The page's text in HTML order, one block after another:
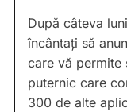
După câteva
încântați să
care vă permite
puternic care
300 de alte